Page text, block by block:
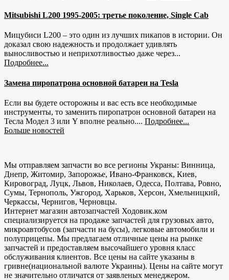
Mitsubishi L200 1995-2005: третье поколение, Single Cab
Мицубиси L200 – это один из лучших пикапов в истории. Он
доказал свою надежность и продолжает удивлять
выносливостью и неприхотливостью даже через...
Подробнее...
Замена пиропатрона основной батареи на Tesla
Если вы будете осторожны и вас есть все необходимые
инструменты, то заменить пиропатрон основной батареи на
Тесла Модел 3 или Y вполне реально.... Подробнее...
Больше новостей
Мы отправляем запчасти во все регионы Украны: Винница,
Днепр, Житомир, Запорожье, Ивано-Франковск, Киев,
Кировоград, Луцк, Львов, Николаев, Одесса, Полтава, Ровно,
Сумы, Тернополь, Ужгород, Харьков, Херсон, Хмельницкий,
Черкассы, Чернигов, Черновцы.
Интернет магазин автозапчастей Ходовик.ком
специализируется на продаже запчастей для грузовых авто,
микроавтобусов (запчасти на бусы), легковые автомобили и
полуприцепы. Мы предлагаем отличные цены на рынке
запчастей и предоставляем высочайшего уровня класс
обслуживания клиентов. Все цены на сайте указаны в
гривне(национальной валюте Украины). Цены на сайте могут
не значительно отличатся от заявленых менеджером.